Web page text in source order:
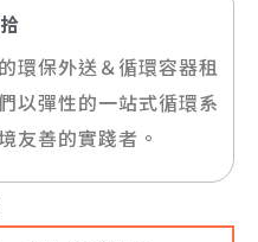
環保外送＆循環容器租
以彈性的一站式循環系
友善的實踐者。